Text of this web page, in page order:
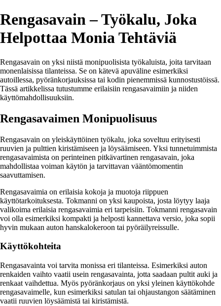
Rengasavain – Työkalu, Joka
Helpottaa Monia Tehtäviä
Rengasavain on yksi niistä monipuolisista työkaluista, joita tarvitaan
monenlaisissa tilanteissa. Se on kätevä apuväline esimerkiksi
autoillessa, pyöränkorjauksissa tai kodin pienemmissä kunnostustöissä.
Tässä artikkelissa tutustumme erilaisiin rengasavaimiin ja niiden
käyttömahdollisuuksiin.
Rengasavaimen Monipuolisuus
Rengasavain on yleiskäyttöinen työkalu, joka soveltuu erityisesti
ruuvien ja pulttien kiristämiseen ja löysäämiseen. Yksi tunnetuimmista
rengasavaimista on perinteinen pitkävartinen rengasavain, joka
mahdollistaa voiman käytön ja tarvittavan vääntömomentin
saavuttamisen.
Rengasavaimia on erilaisia kokoja ja muotoja riippuen
käyttötarkoituksesta. Tokmanni on yksi kaupoista, josta löytyy laaja
valikoima erilaisia rengasavaimia eri tarpeisiin. Tokmanni rengasavain
voi olla esimerkiksi kompakti ja helposti kannettava versio, joka sopii
hyvin mukaan auton hanskalokeroon tai pyöräilyreissulle.
Käyttökohteita
Rengasavainta voi tarvita monissa eri tilanteissa. Esimerkiksi auton
renkaiden vaihto vaatii usein rengasavainta, jotta saadaan pultit auki ja
renkaat vaihdettua. Myös pyöränkorjaus on yksi yleinen käyttökohde
rengasavaimelle, kun esimerkiksi satulan tai ohjaustangon säätäminen
vaatii ruuvien löysäämistä tai kiristämistä.